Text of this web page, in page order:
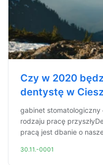
Czy w 2020
dentystę w
gabinet
rodzaju pracę
pracą jest dbanie o
30.11.-0001